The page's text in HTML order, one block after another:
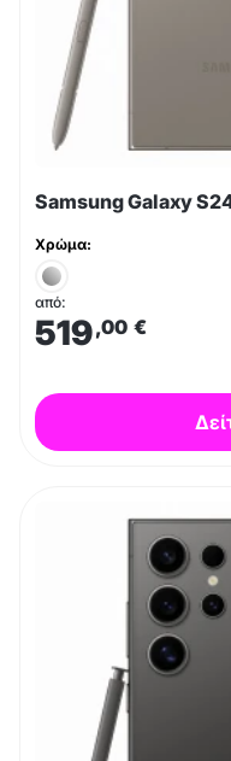
Samsung Galaxy
Χρώμα:
από:
519,00 €